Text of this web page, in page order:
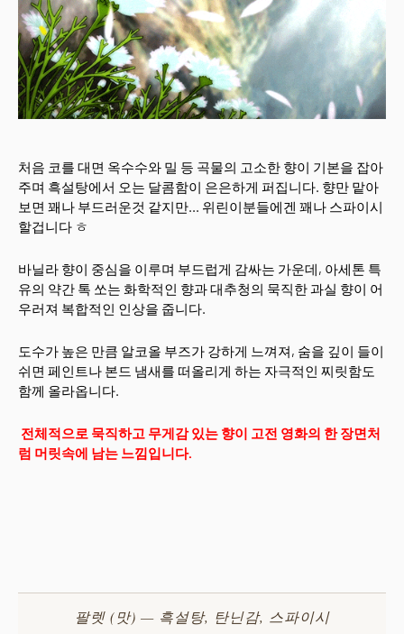
처음 코를 대면 옥수수와 밀 등 곡물의 고소한 향이 기본을 잡아
주며 흑설탕에서 오는 달콤함이 은은하게 퍼집니다. 향만 맡아
보면 꽤나 부드러운것 같지만... 위린이분들에겐 꽤나 스파이시
할겁니다 ㅎ
바닐라 향이 중심을 이루며 부드럽게 감싸는 가운데, 아세톤 특
유의 약간 톡 쏘는 화학적인 향과 대추청의 묵직한 과실 향이 어
우러져 복합적인 인상을 줍니다.
도수가 높은 만큼 알코올 부즈가 강하게 느껴져, 숨을 깊이 들이
쉬면 페인트나 본드 냄새를 떠올리게 하는 자극적인 찌릿함도
함께 올라옵니다.
전체적으로 묵직하고 무게감 있는 향이 고전 영화의 한 장면처
럼 머릿속에 남는 느낌입니다.
팔렛 (맛) — 흑설탕, 탄닌감, 스파이시